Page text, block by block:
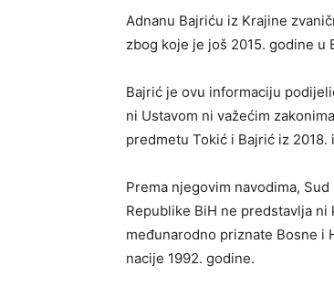
Adnanu Bajriću iz Krajine
zbog koje je još 2015. godine u
Bajrić je ovu informaciju
ni Ustavom ni važećim
predmetu Tokić i Bajrić iz 2018.
Prema njegovim navodima,
Republike BiH ne predstavlja
međunarodno priznate Bosne i
nacije 1992. godine.